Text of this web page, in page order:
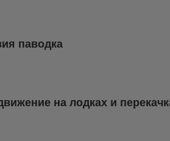
паводка
на лодках и